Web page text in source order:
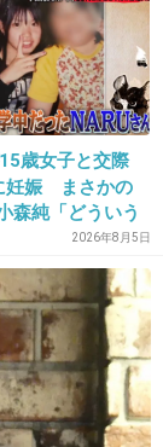
-7
-10
ろ…
歳女子と交際
妊娠 まさかの
森純「どういう
ぶねぇよ」2026年8月5日